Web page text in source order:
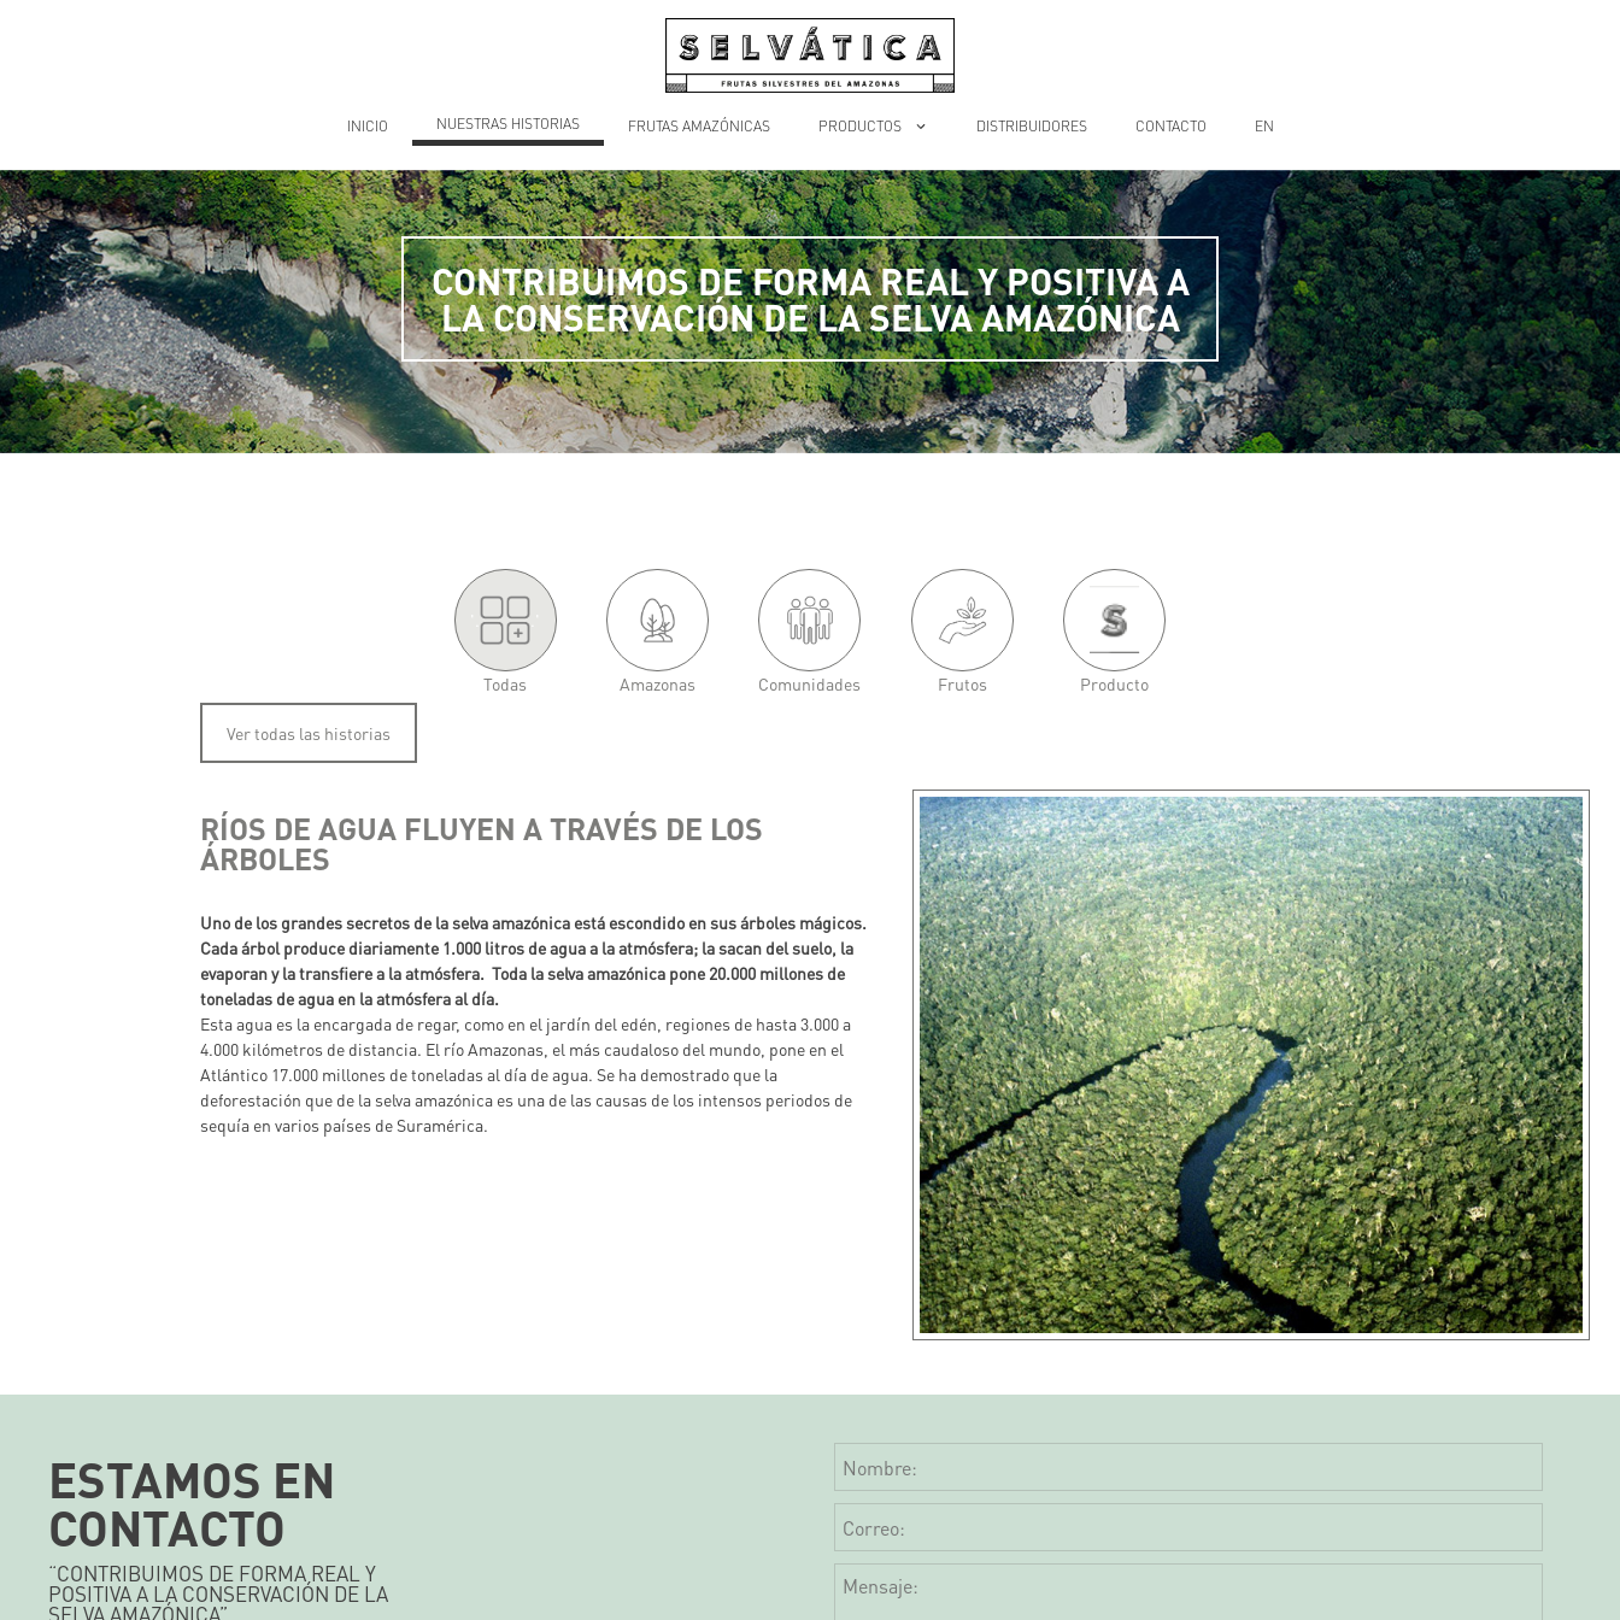
INICIO NUESTRAS HISTORIAS FRUTAS AMAZÓNICAS PRODUCTOS DISTRIBUIDORES CONTACTO EN
CONTRIBUIMOS DE FORMA REAL Y POSITIVA A
LA CONSERVACIÓN DE LA SELVA AMAZÓNICA
'. .'
Todas Amazonas Comunidades Frutos Producto
Ver todas las historias
RÍOS DE AGUA FLUYEN A TRAVÉS DE LOS
ÁRBOLES
Uno de los grandes secretos de la selva amazónica está escondido en sus árboles mágicos.
Cada árbol produce diariamente 1.000 litros de agua a la atmósfera; la sacan del suelo, la
evaporan y la transfiere a la atmósfera. Toda la selva amazónica pone 20.000 millones de
toneladas de agua en la atmósfera al día.
Esta agua es la encargada de regar, como en el jardín del edén, regiones de hasta 3.000 a
4.000 kilómetros de distancia. El río Amazonas, el más caudaloso del mundo, pone en el
Atlántico 17.000 millones de toneladas al día de agua. Se ha demostrado que la
deforestación que de la selva amazónica es una de las causas de los intensos periodos de
sequía en varios países de Suramérica.
ESTAMOS EN
CONTACTO
“CONTRIBUIMOS DE FORMA REAL Y
POSITIVA A LA CONSERVACIÓN DE LA
SELVA AMAZÓNICA”